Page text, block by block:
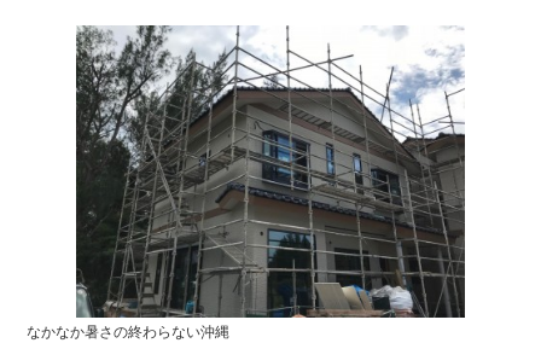
bo
ok
tte
r
なかなか暑さの終わらない沖縄